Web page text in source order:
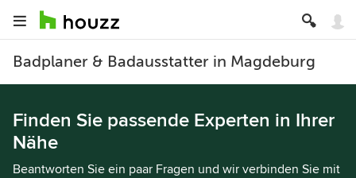
Badplaner & Badausstatter in Magdeburg
Finden Sie passende Experten in Ihrer
Nähe
Beantworten Sie ein paar Fragen und wir verbinden Sie mit